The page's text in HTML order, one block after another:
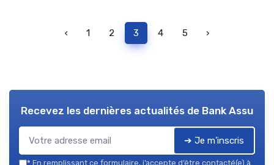
‹ 1 2 3 4 5 ›
Recevez les dernières actualités de Bank Assu
➔ Je m'inscris
* En remplissant ce formulaire, j’accepte d’être contacté(e) à